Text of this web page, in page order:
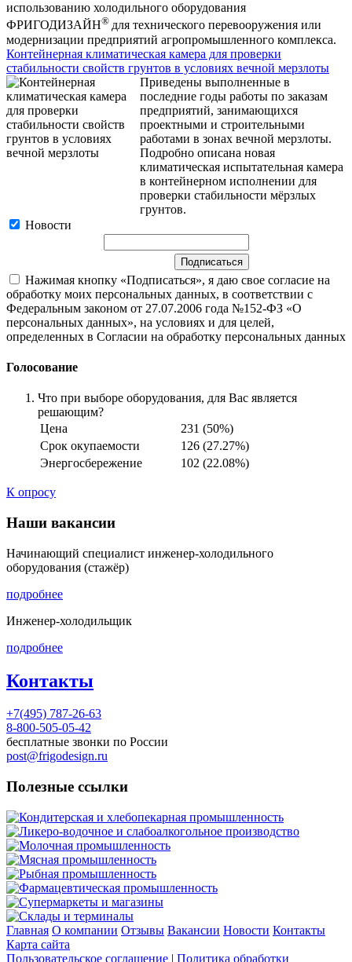
использованию холодильного оборудования
ФРИГОДИЗАЙН® для технического перевооружения или
модернизации предприятий агропромышленного комплекса.
Контейнерная климатическая камера для проверки
стабильности свойств грунтов в условиях вечной мерзлоты
Приведены выполненные в
последние годы работы по заказам
предприятий, занимающихся
проектными и строительными
работами в зонах вечной мерзлоты.
Подробно описана новая
климатическая испытательная камера
в контейнерном исполнении для
проверки стабильности мёрзлых
грунтов.
Новости
Нажимая кнопку «Подписаться», я даю свое согласие на
обработку моих персональных данных, в соответствии с
Федеральным законом от 27.07.2006 года №152-ФЗ «О
персональных данных», на условиях и для целей,
определенных в Согласии на обработку персональных данных
Голосование
Что при выборе оборудования, для Вас является
решающим?
Цена
231 (50%)
Срок окупаемости
126 (27.27%)
Энергосбережение
102 (22.08%)
К опросу
Наши вакансии
Начинающий специалист инженер-холодильного
оборудования (стажёр)
подробнее
Инженер-холодильщик
подробнее
Контакты
+7(495) 787-26-63
8-800-505-05-42
бесплатные звонки по России
post@frigodesign.ru
Полезные ссылки
Кондитерская и хлебопекарная промышленность
Ликеро-водочное и слабоалкогольное производство
Молочная промышленность
Мясная промышленность
Рыбная промышленность
Фармацевтическая промышленность
Супермаркеты и магазины
Склады и терминалы
Главная О компании Отзывы Вакансии Новости Контакты
Карта сайта
Пользовательское соглашение | Политика обработки